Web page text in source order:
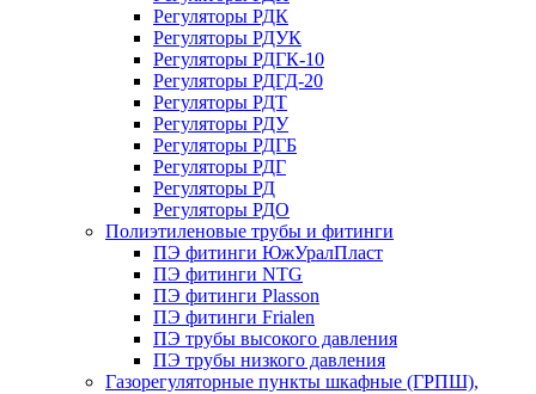
Регуляторы РДК
Регуляторы РДУК
Регуляторы РДГК-10
Регуляторы РДГД-20
Регуляторы РДТ
Регуляторы РДУ
Регуляторы РДГБ
Регуляторы РДГ
Регуляторы РД
Регуляторы РДО
Полиэтиленовые трубы и фитинги
ПЭ фитинги ЮжУралПласт
ПЭ фитинги NTG
ПЭ фитинги Plasson
ПЭ фитинги Frialen
ПЭ трубы высокого давления
ПЭ трубы низкого давления
Газорегуляторные пункты шкафные (ГРПШ),